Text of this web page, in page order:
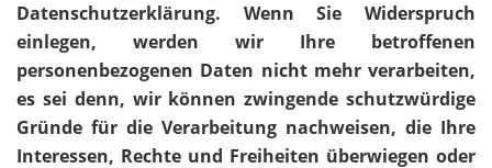
Datenschutzerklärung. Wenn Sie Widerspruch
einlegen, werden wir Ihre betroffenen
personenbezogenen Daten nicht mehr verarbeiten,
es sei denn, wir können zwingende schutzwürdige
Gründe für die Verarbeitung nachweisen, die Ihre
Interessen, Rechte und Freiheiten überwiegen oder